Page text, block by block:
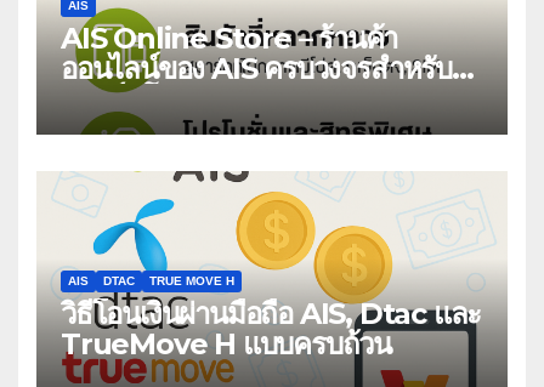
AIS
AIS Online Store – ร้านค้า
ออนไลน์ของ AIS ครบวงจรสำหรับ
สมาร์ทโฟนและบริการดิจิทัล
AIS DTAC TRUE MOVE H
วิธีโอนเงินผ่านมือถือ AIS, Dtac และ
TrueMove H แบบครบถ้วน